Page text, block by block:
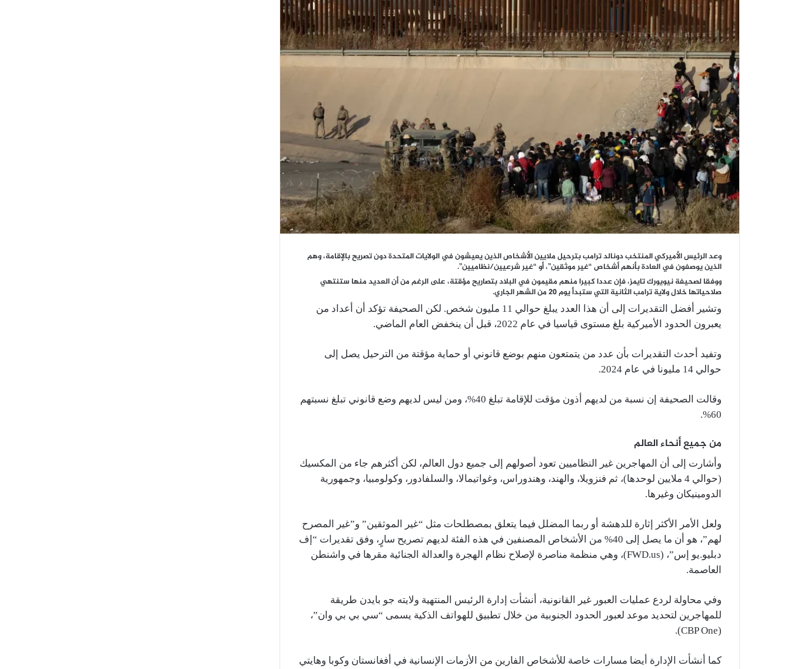
وعد الرئيس الأميركي المنتخب دونالد ترامب بترحيل ملايين الأشخاص الذين يعيشون في الولايات المتحدة دون تصريح بالإقامة، وهم
الذين يوصفون في العادة بأنهم أشخاص “غير موثقين”، أو “غير شرعيين/نظاميين”.
ووفقا لصحيفة نيويورك تايمز، فإن عددا كبيرا منهم مقيمون في البلاد بتصاريح مؤقتة، على الرغم من أن العديد منها ستنتهي
صلاحياتها خلال ولاية ترامب الثانية التي ستبدأ يوم 20 من الشهر الجاري.
وتشير أفضل التقديرات إلى أن هذا العدد يبلغ حوالي 11 مليون شخص. لكن الصحيفة تؤكد أن أعداد من
يعبرون الحدود الأميركية بلغ مستوى قياسيا في عام 2022، قبل أن ينخفض العام الماضي.
وتفيد أحدث التقديرات بأن عدد من يتمتعون منهم بوضع قانوني أو حماية مؤقتة من الترحيل يصل إلى
حوالي 14 مليونا في عام 2024.
وقالت الصحيفة إن نسبة من لديهم أذون مؤقت للإقامة تبلغ 40%، ومن ليس لديهم وضع قانوني تبلغ نسبتهم
60%.
من جميع أنحاء العالم
وأشارت إلى أن المهاجرين غير النظاميين تعود أصولهم إلى جميع دول العالم، لكن أكثرهم جاء من المكسيك
(حوالي 4 ملايين لوحدها)، ثم فنزويلا، والهند، وهندوراس، وغواتيمالا، والسلفادور، وكولومبيا، وجمهورية
الدومينيكان وغيرها.
ولعل الأمر الأكثر إثارة للدهشة أو ربما المضلل فيما يتعلق بمصطلحات مثل “غير الموثقين” و”غير المصرح
لهم”، هو أن ما يصل إلى 40% من الأشخاص المصنفين في هذه الفئة لديهم تصريح سارٍ، وفق تقديرات “إف
دبليو.يو إس”، (FWD.us)، وهي منظمة مناصرة لإصلاح نظام الهجرة والعدالة الجنائية مقرها في واشنطن
العاصمة.
وفي محاولة لردع عمليات العبور غير القانونية، أنشأت إدارة الرئيس المنتهية ولايته جو بايدن طريقة
للمهاجرين لتحديد موعد لعبور الحدود الجنوبية من خلال تطبيق للهواتف الذكية يسمى “سي بي بي وان”،
(CBP One).
كما أنشأت الإدارة أيضا مسارات خاصة للأشخاص الفارين من الأزمات الإنسانية في أفغانستان وكوبا وهايتي